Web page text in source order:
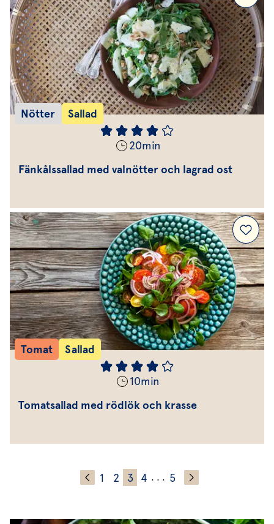
Nötter Sallad
20min
Fänkålssallad med valnötter och lagrad ost
Tomat Sallad
10min
Tomatsallad med rödlök och krasse
1 2 3 4 . . . 5